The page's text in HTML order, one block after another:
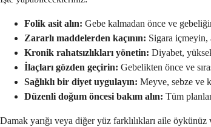
Folik asit alın: Gebe kalmadan önce ve
Zararlı maddelerden kaçının: Sigara içmeyin,
Kronik rahatsızlıkları yönetin: Diyabet,
İlaçları gözden geçirin: Gebelikten önce ve
Sağlıklı bir diyet uygulayın: Meyve, sebze ve
Düzenli doğum öncesi bakım alın: Tüm
Damak yarığı veya diğer yüz farklılıkları aile